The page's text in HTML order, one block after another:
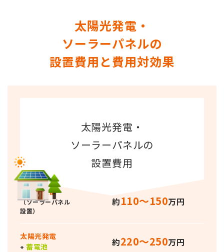
太陽光発電・
ソーラーパネルの
設置費用と費用対効果
太陽光発電・
ソーラーパネルの
設置費用
太陽光発電
（ソーラーパネル
設置）
約110〜150万円
太陽光発電
+蓄電池 約220〜250万円